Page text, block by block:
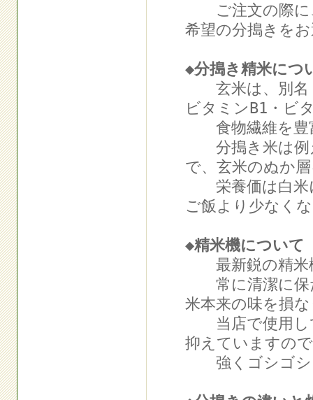
ご注文の際に
希望の分搗きを
◆分搗き精米につ
玄米は、別名
ビタミンB1・ビ
食物繊維を豊
分搗き米は例
で、玄米のぬか
栄養価は白米
ご飯より少なく
◆精米機について
最新鋭の精米
常に清潔に保
米本来の味を損
当店で使用し
抑えていますの
強くゴシゴシ